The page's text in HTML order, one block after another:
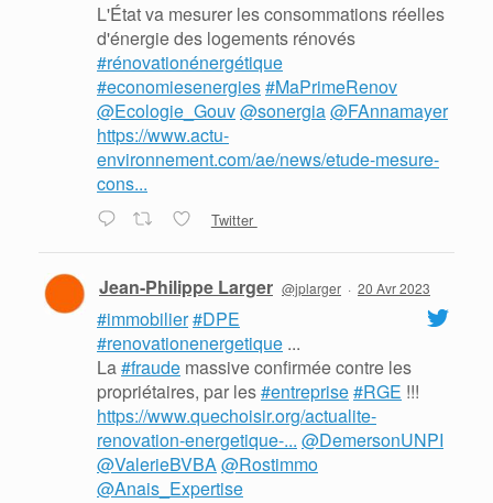
L'État va mesurer les consommations réelles
d'énergie des logements rénovés
#rénovationénergétique
#economiesenergies#MaPrimeRenov
@Ecologie_Gouv@sonergia@FAnnamayer
https://www.actu-
environnement.com/ae/news/etude-mesure-
cons...
Twitter
Jean-Philippe Larger @jplarger · 20 Avr 2023
#immobilier#DPE
#renovationenergetique ...
La#fraude massive confirmée contre les
propriétaires, par les#entreprise#RGE !!!
https://www.quechoisir.org/actualite-
renovation-energetique-... @DemersonUNPI
@ValerieBVBA@Rostimmo
@Anais_Expertise